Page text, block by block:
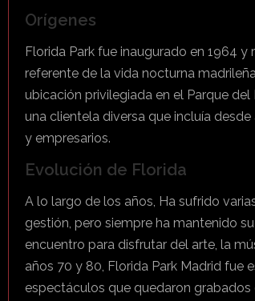
Orígenes
Florida Park fue inaugurado en 1964
referente de la vida nocturna
ubicación privilegiada en el Parque
una clientela diversa que incluía
y empresarios.
Evolución de Florida
A lo largo de los años, Ha sufrido
gestión, pero siempre ha mantenido
encuentro para disfrutar del arte, la
años 70 y 80, Florida Park Madrid fue
espectáculos que quedaron